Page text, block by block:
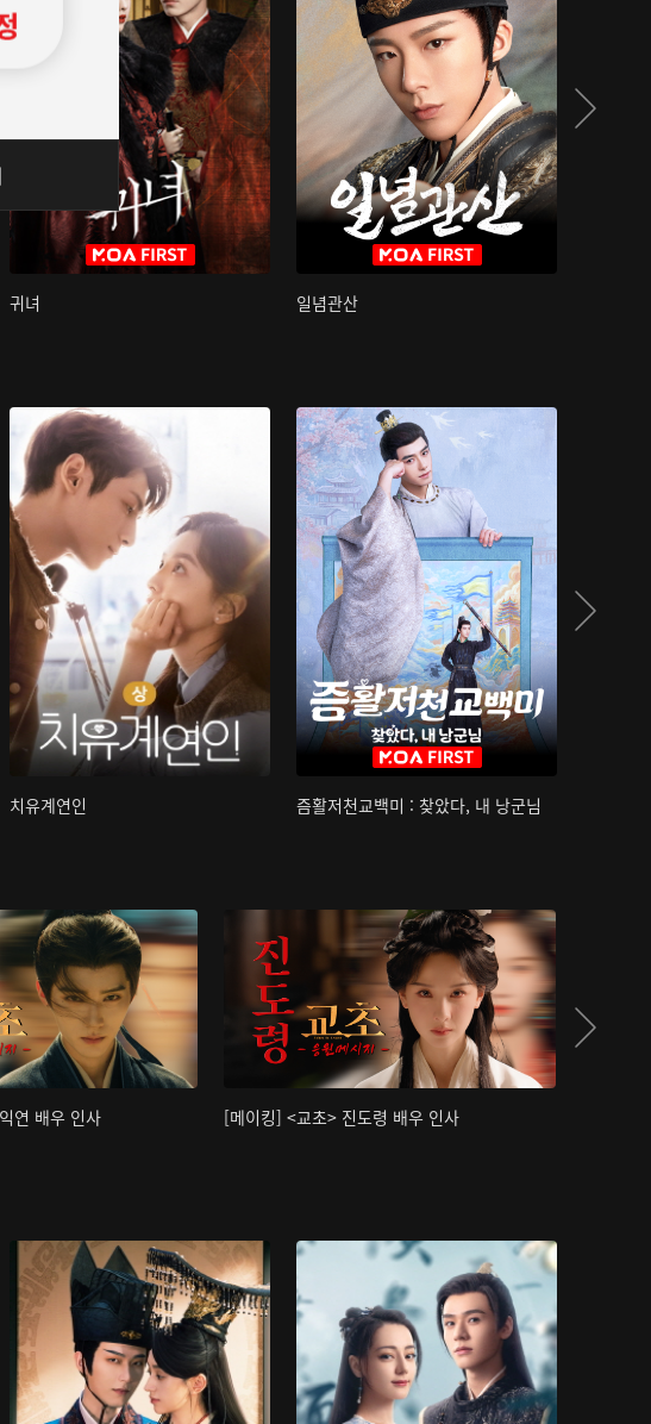
귀녀 일념관산
치유계연인 즘활저천교백미 : 찾았다, 내 낭군님
연 배우 인사 [메이킹] <교초> 진도령 배우 인사